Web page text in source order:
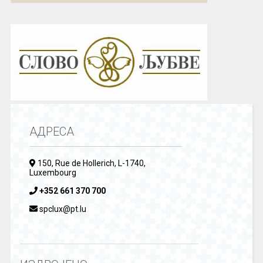
АДРЕСА
150, Rue de Hollerich, L-1740,
Luxembourg
+352 661 370 700
spclux@pt.lu